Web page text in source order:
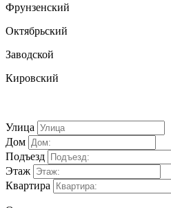
Фрунзенский
Октябрьский
Заводской
Кировский
Улица
Дом
Подъезд
Этаж
Квартира